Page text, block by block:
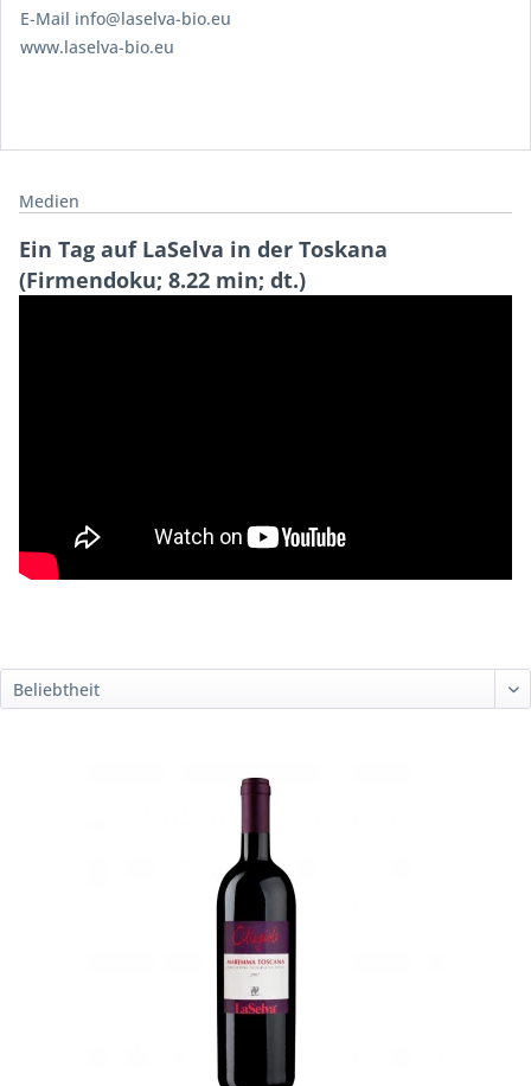
E-Mail info@laselva-bio.eu
www.laselva-bio.eu
Medien
Ein Tag auf LaSelva in der Toskana
(Firmendoku; 8.22 min; dt.)